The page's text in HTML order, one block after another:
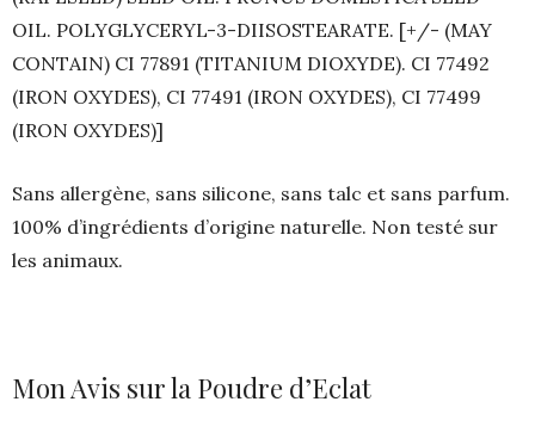
OIL. POLYGLYCERYL-3-DIISOSTEARATE. [+/- (MAY
CONTAIN) CI 77891 (TITANIUM DIOXYDE). CI 77492
(IRON OXYDES), CI 77491 (IRON OXYDES), CI 77499
(IRON OXYDES)]
Sans allergène, sans silicone, sans talc et sans parfum.
100% d’ingrédients d’origine naturelle. Non testé sur
les animaux.
Mon Avis sur la Poudre d’Eclat